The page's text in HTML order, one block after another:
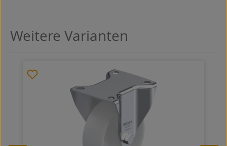
Produktgalerie überspringen
Weitere Varianten